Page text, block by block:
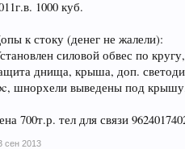
1000 куб.
к стоку (денег не жалели):
силовой обвес по
днища, крыша, доп.
шнорхели выведены под
700т.р. тел для связи
сен 2013